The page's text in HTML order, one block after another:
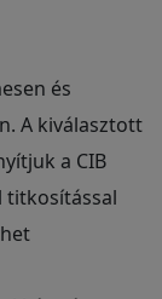
és
A kiválasztott
a CIB
titkosítással